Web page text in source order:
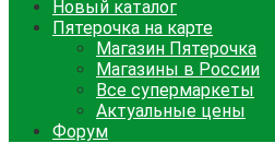
Новый каталог
Пятерочка на карте
Магазин Пятерочка
Магазины в России
Все супермаркеты
Актуальные цены
Форум